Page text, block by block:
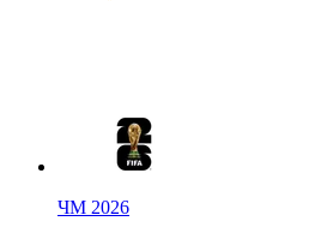
ЧМ 2026